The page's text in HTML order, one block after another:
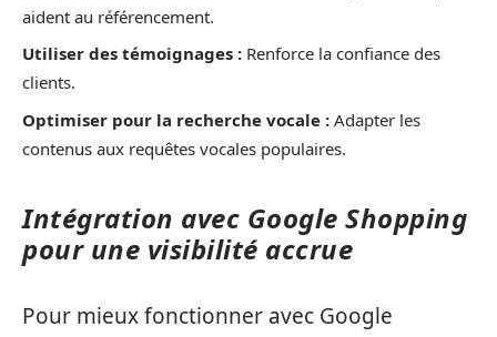
aident au référencement.
Utiliser des témoignages : Renforce la confiance des
clients.
Optimiser pour la recherche vocale : Adapter les
contenus aux requêtes vocales populaires.
Intégration avec Google Shopping
pour une visibilité accrue
Pour mieux fonctionner avec Google